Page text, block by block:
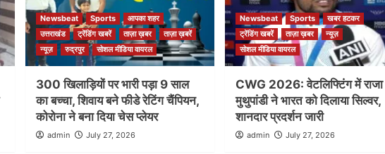
Newsbeat Sports
आपका शहर
उत्तराखंड
ट्रेंडिंग खबरें ताज़ा ख़बर
ताज़ा ख़बरें
न्यूज़
रुद्रपुर सोशल मीडिया वायरल
300 खिलाड़ियों पर भारी पड़ा 9 साल
का बच्चा, शिवाय बने फीडे रेटिंग चैंपियन,
कोरोना ने बना दिया चेस प्लेयर
admin July 27, 2026
Newsbeat Sports
खबर हटकर
ट्रेंडिंग खबरें
ताज़ा ख़बर
न्यूज़
सोशल मीडिया वायरल
CWG 2026: वेटलिफ्टिंग में राजा
मुथुपांडी ने भारत को दिलाया सिल्वर,
शानदार प्रदर्शन जारी
admin July 27, 2026